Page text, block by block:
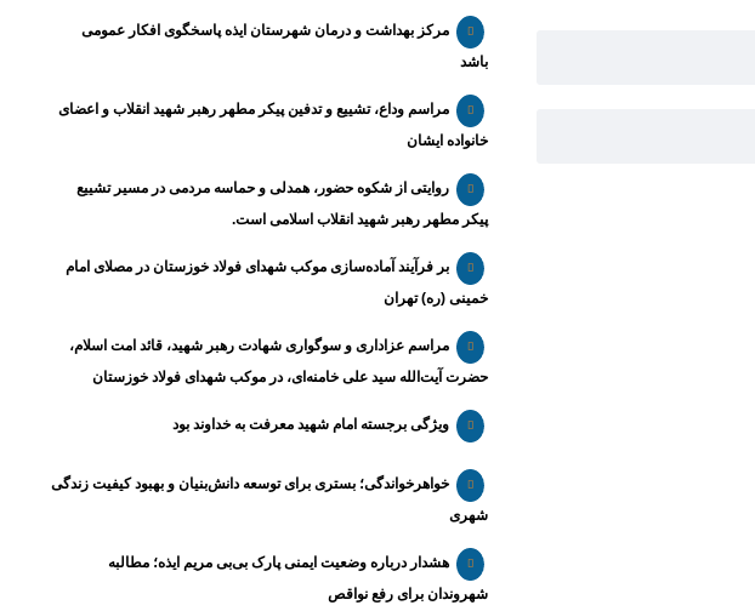
مرکز بهداشت و درمان شهرستان ایذه پاسخگوی افکار عمومی
باشد
مراسم وداع، تشییع و تدفین پیکر مطهر رهبر شهید انقلاب و اعضای
خانواده ایشان
روایتی از شکوه حضور، همدلی و حماسه مردمی در مسیر تشییع
پیکر مطهر رهبر شهید انقلاب اسلامی است.
بر فرآیند آماده‌سازی موکب شهدای فولاد خوزستان در مصلای امام
خمینی (ره) تهران
مراسم عزاداری و سوگواری شهادت رهبر شهید، قائد امت اسلام،
حضرت آیت‌الله سید علی خامنه‌ای، در موکب شهدای فولاد خوزستان
ویژگی برجسته امام شهید معرفت به خداوند بود
خواهرخواندگی؛ بستری برای توسعه دانش‌بنیان و بهبود کیفیت زندگی
شهری
هشدار درباره وضعیت ایمنی پارک بی‌بی مریم ایذه؛ مطالبه
شهروندان برای رفع نواقص